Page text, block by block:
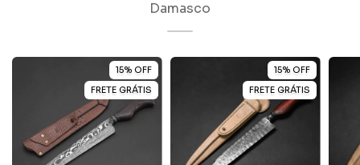
Damasco
15% OFF
FRETE GRÁTIS
15% OFF
FRETE GRÁTIS